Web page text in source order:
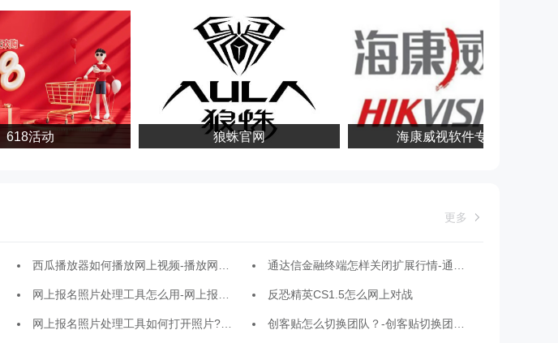
618活动 狼蛛官网 海康威视软件专区
更多
西瓜播放器如何播放网上视频-播放网上视频方法 通达信金融终端怎样关闭扩展行情-通达信金融终端关闭扩展行情的步骤教程
网上报名照片处理工具怎么用-网上报名照片处理工具详细操作步骤 反恐精英CS1.5怎么网上对战
网上报名照片处理工具如何打开照片?网上报名照片处理工具使用方法 创客贴怎么切换团队？-创客贴切换团队的方法